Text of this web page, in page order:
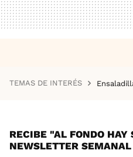
TEMAS DE INTERÉS
RECIBE "AL FONDO HAY
NEWSLETTER SEMANAL